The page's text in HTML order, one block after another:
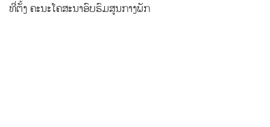
ທີ່ຕັ້ງ ຄະນະໂຄສະນາອົບຮົມສູນກາງພັກ